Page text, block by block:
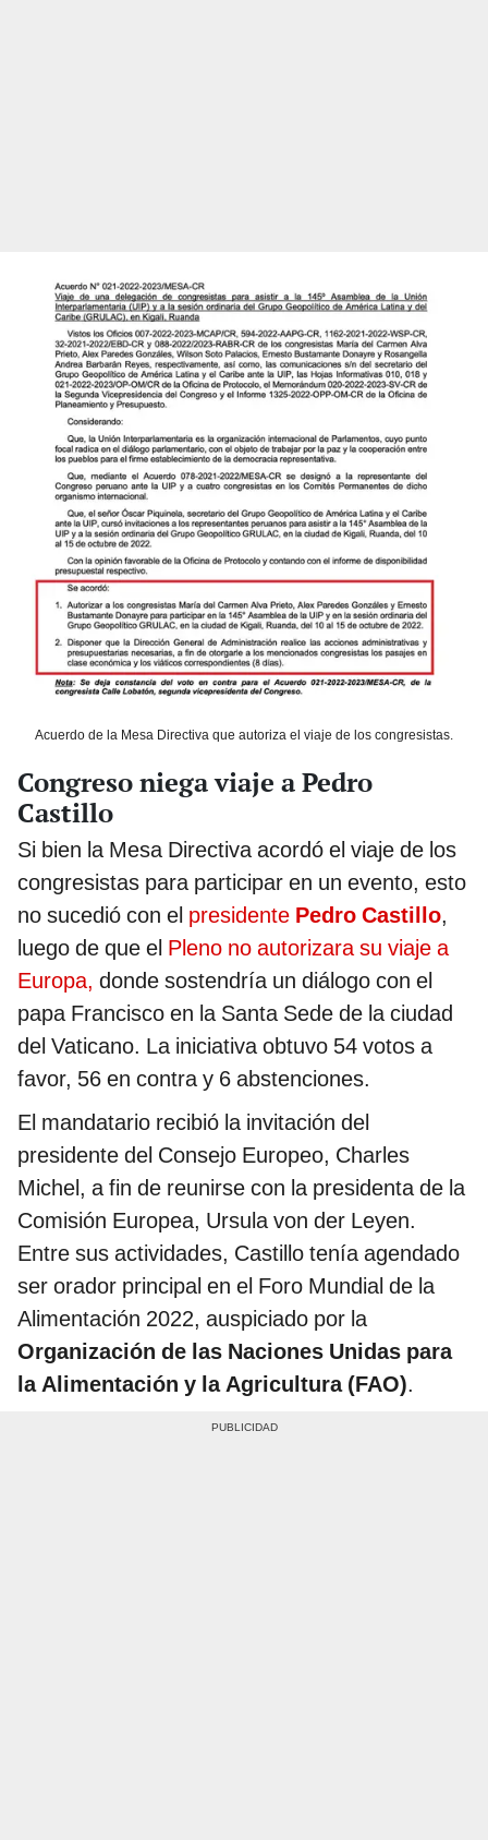
Acuerdo de la Mesa Directiva que autoriza el viaje de los congresistas.
Congreso niega viaje a Pedro
Castillo
Si bien la Mesa Directiva acordó el viaje de los
congresistas para participar en un evento, esto
no sucedió con el presidente Pedro Castillo,
luego de que el Pleno no autorizara su viaje a
Europa, donde sostendría un diálogo con el
papa Francisco en la Santa Sede de la ciudad
del Vaticano. La iniciativa obtuvo 54 votos a
favor, 56 en contra y 6 abstenciones.
El mandatario recibió la invitación del
presidente del Consejo Europeo, Charles
Michel, a fin de reunirse con la presidenta de la
Comisión Europea, Ursula von der Leyen.
Entre sus actividades, Castillo tenía agendado
ser orador principal en el Foro Mundial de la
Alimentación 2022, auspiciado por la
Organización de las Naciones Unidas para
la Alimentación y la Agricultura (FAO).